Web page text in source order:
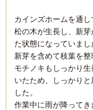
カインズホームを通し
松の木が生長し、新
た状態になっていまし
新芽を含めて枝葉を整
モチノキもしっかり
いたため、しっかり
した。
作業中に雨が降って